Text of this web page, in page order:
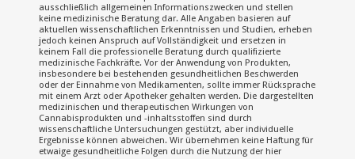
ausschließlich allgemeinen Informationszwecken und stellen
keine medizinische Beratung dar. Alle Angaben basieren auf
aktuellen wissenschaftlichen Erkenntnissen und Studien, erheben
jedoch keinen Anspruch auf Vollständigkeit und ersetzen in
keinem Fall die professionelle Beratung durch qualifizierte
medizinische Fachkräfte. Vor der Anwendung von Produkten,
insbesondere bei bestehenden gesundheitlichen Beschwerden
oder der Einnahme von Medikamenten, sollte immer Rücksprache
mit einem Arzt oder Apotheker gehalten werden. Die dargestellten
medizinischen und therapeutischen Wirkungen von
Cannabisprodukten und -inhaltsstoffen sind durch
wissenschaftliche Untersuchungen gestützt, aber individuelle
Ergebnisse können abweichen. Wir übernehmen keine Haftung für
etwaige gesundheitliche Folgen durch die Nutzung der hier